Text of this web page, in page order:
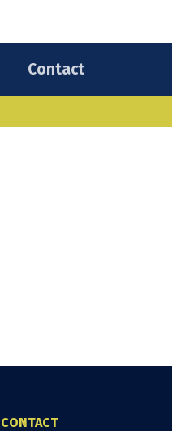
Contact
CONTACT